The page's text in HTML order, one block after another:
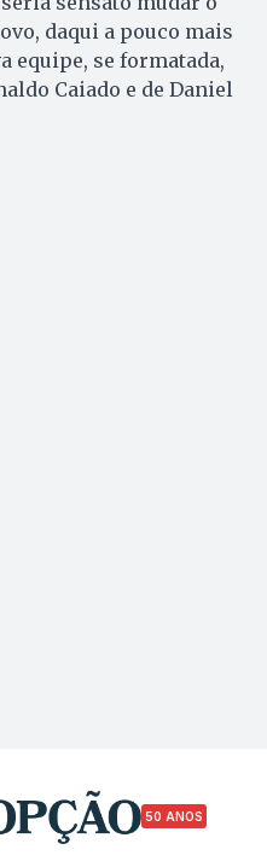
daqui a pouco mais
equipe, se formatada,
Caiado e de Daniel
50 ANOS